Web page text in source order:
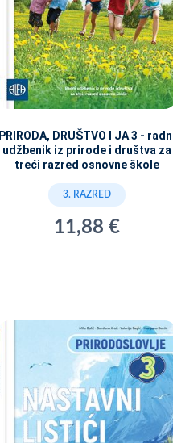
PRIRODA, DRUŠTVO I JA 3 -
udžbenik iz prirode i društva za
treći razred osnovne škole
3. RAZRED
11,88 €